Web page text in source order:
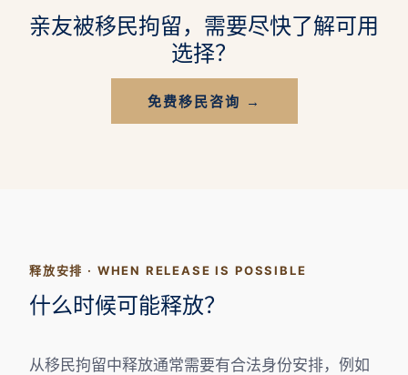
亲友被移民拘留，需要尽快了解可用
选择？
免费移民咨询 →
释放安排 · WHEN RELEASE IS POSSIBLE
什么时候可能释放？
从移民拘留中释放通常需要有合法身份安排，例如